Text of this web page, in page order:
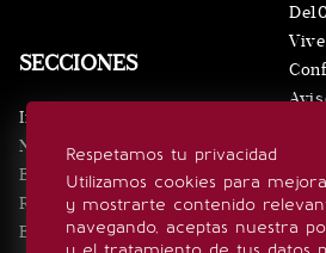
Respetamos tu privacidad
Utilizamos cookies para
y mostrarte contenido
navegando, aceptas nuestra
SECCIONES
Inicio
Noticias
Eventos
Realeza
Estilo de vida